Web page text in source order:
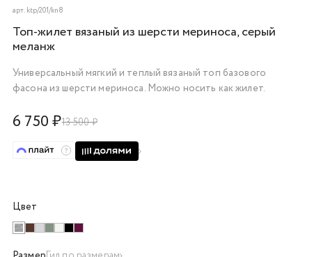
арт. ktp/201/kn8
Топ-жилет вязаный из шерсти мериноса, серый
меланж
Универсальный мягкий и теплый вязаный топ базового
фасона из шерсти мериноса. Можно носить как жилет.
6 750 ₽13 500 ₽
Цвет
по
Подробнее
об оплате Плайтом
Остались вопросы?